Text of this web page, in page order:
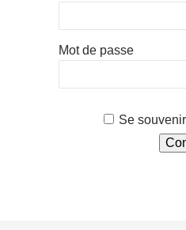
Mot de passe
Se